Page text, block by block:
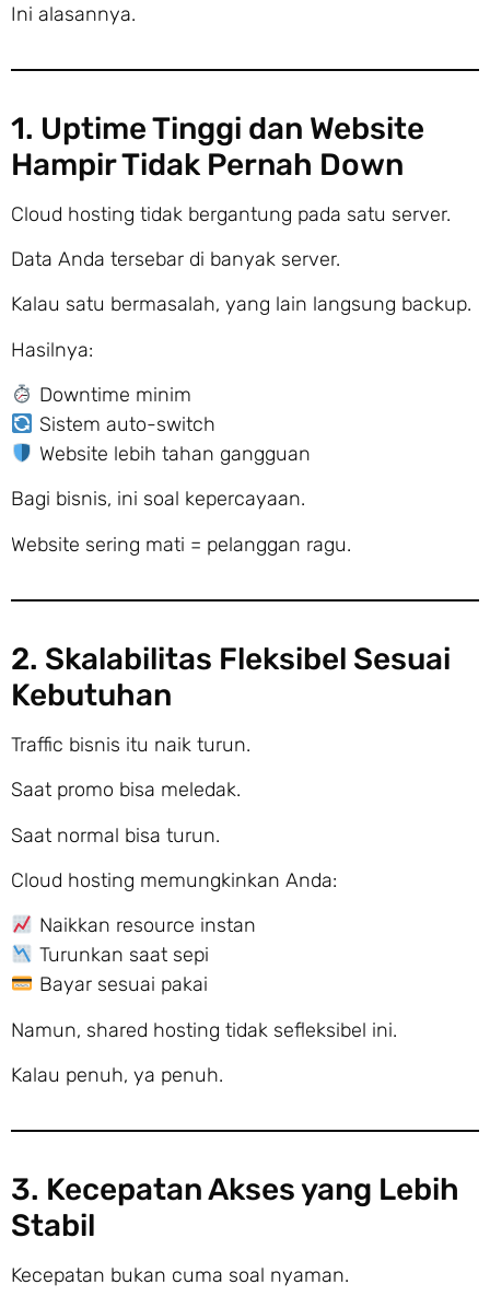
Ini alasannya.
1. Uptime Tinggi dan Website
Hampir Tidak Pernah Down
Cloud hosting tidak bergantung pada satu server.
Data Anda tersebar di banyak server.
Kalau satu bermasalah, yang lain langsung backup.
Hasilnya:
Downtime minim
Sistem auto-switch
Website lebih tahan gangguan
Bagi bisnis, ini soal kepercayaan.
Website sering mati = pelanggan ragu.
2. Skalabilitas Fleksibel Sesuai
Kebutuhan
Traffic bisnis itu naik turun.
Saat promo bisa meledak.
Saat normal bisa turun.
Cloud hosting memungkinkan Anda:
Naikkan resource instan
Turunkan saat sepi
Bayar sesuai pakai
Namun, shared hosting tidak sefleksibel ini.
Kalau penuh, ya penuh.
3. Kecepatan Akses yang Lebih
Stabil
Kecepatan bukan cuma soal nyaman.